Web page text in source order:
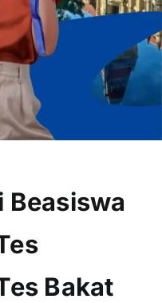
US
Beasiswa
Bakat